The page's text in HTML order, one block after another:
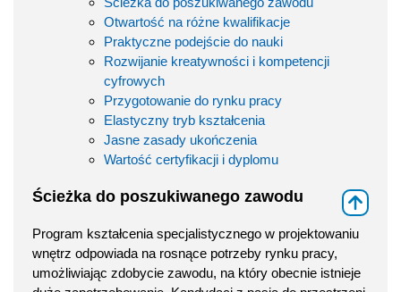
Otwartość na różne kwalifikacje
Praktyczne podejście do nauki
Rozwijanie kreatywności i kompetencji
cyfrowych
Przygotowanie do rynku pracy
Elastyczny tryb kształcenia
Jasne zasady ukończenia
Wartość certyfikacji i dyplomu
Ścieżka do poszukiwanego zawodu
Program kształcenia specjalistycznego w projektowaniu
wnętrz odpowiada na rosnące potrzeby rynku pracy,
umożliwiając zdobycie zawodu, na który obecnie istnieje